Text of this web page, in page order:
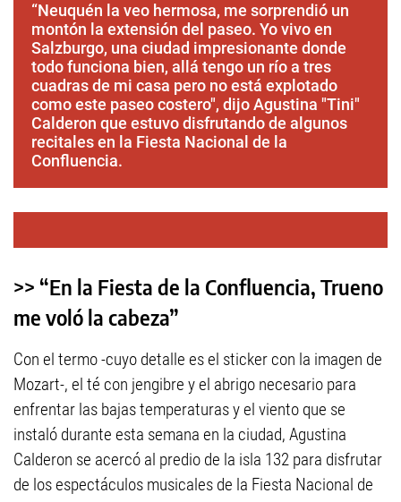
“Neuquén la veo hermosa, me sorprendió un
montón la extensión del paseo. Yo vivo en
Salzburgo, una ciudad impresionante donde
todo funciona bien, allá tengo un río a tres
cuadras de mi casa pero no está explotado
como este paseo costero", dijo Agustina "Tini"
Calderon que estuvo disfrutando de algunos
recitales en la Fiesta Nacional de la
Confluencia.
>> “En la Fiesta de la Confluencia, Trueno
me voló la cabeza”
Con el termo -cuyo detalle es el sticker con la imagen de
Mozart-, el té con jengibre y el abrigo necesario para
enfrentar las bajas temperaturas y el viento que se
instaló durante esta semana en la ciudad, Agustina
Calderon se acercó al predio de la isla 132 para disfrutar
de los espectáculos musicales de la Fiesta Nacional de